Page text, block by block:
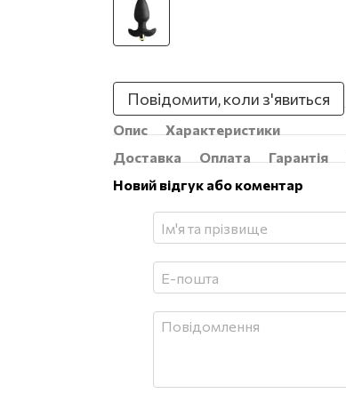
Повідомити, коли з'явиться
Опис
Характеристики
Доставка
Оплата Гарантія
Новий відгук або коментар